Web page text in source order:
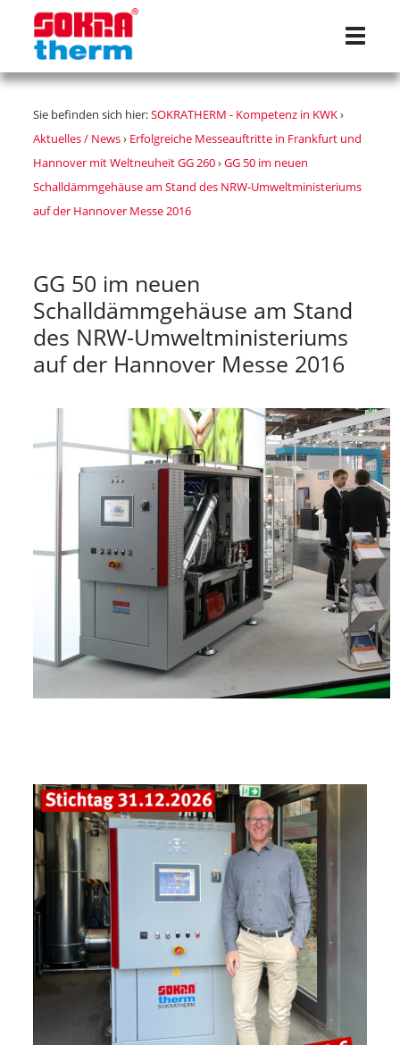
Sie befinden sich hier:SOKRATHERM - Kompetenz in KWK›
Aktuelles / News› Erfolgreiche Messeauftritte in Frankfurt und
Hannover mit Weltneuheit GG 260›GG 50 im neuen
Schalldämmgehäuse am Stand des NRW-Umweltministeriums
auf der Hannover Messe 2016
GG 50 im neuen
Schalldämmgehäuse am Stand
des NRW-Umweltministeriums
auf der Hannover Messe 2016